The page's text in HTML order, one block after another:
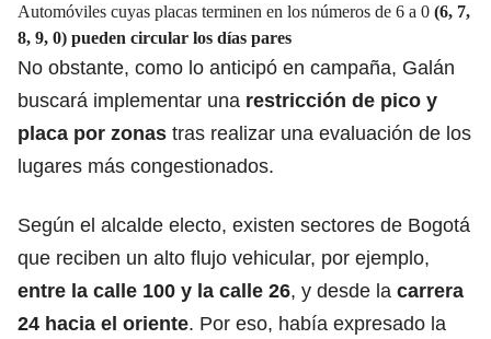
Automóviles cuyas placas terminen en los números de 6 a 0 (6, 7,
8, 9, 0) pueden circular los días pares
No obstante, como lo anticipó en campaña, Galán
buscará implementar una restricción de pico y
placa por zonas tras realizar una evaluación de los
lugares más congestionados.
Según el alcalde electo, existen sectores de Bogotá
que reciben un alto flujo vehicular, por ejemplo,
entre la calle 100 y la calle 26, y desde la carrera
24 hacia el oriente. Por eso, había expresado la